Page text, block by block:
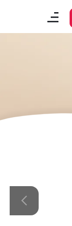
Almila Life
Bize Ulaşın